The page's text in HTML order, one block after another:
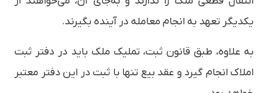
یکدیگر تعهد به انجام معامله در آینده بگیرند.
به علاوه، طبق قانون ثبت، تملیک ملک باید در دفتر ثبت
املاک انجام گیرد و عقد بیع تنها با ثبت در این دفتر معتبر